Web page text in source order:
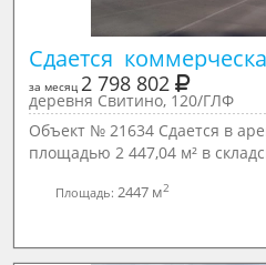
Сдается
за месяц 2 798 802
деревня Свитино, 120/ГЛФ
Объект № 21634 Сдается в
площадью 2 447,04 м² в
Площадь: 2447 м2